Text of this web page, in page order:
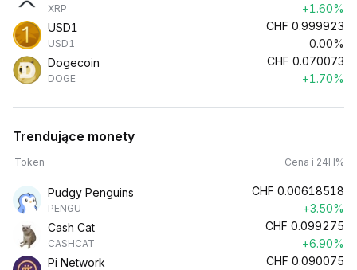
XRP
+1.60%
USD1
USD1
CHF 0.999923
0.00%
Dogecoin
DOGE
CHF 0.070073
+1.70%
Trendujące monety
Token Cena i 24H%
Pudgy Penguins
PENGU
CHF 0.00618518
+3.50%
Cash Cat
CASHCAT
CHF 0.099275
+6.90%
Pi Network
CHF 0.090075